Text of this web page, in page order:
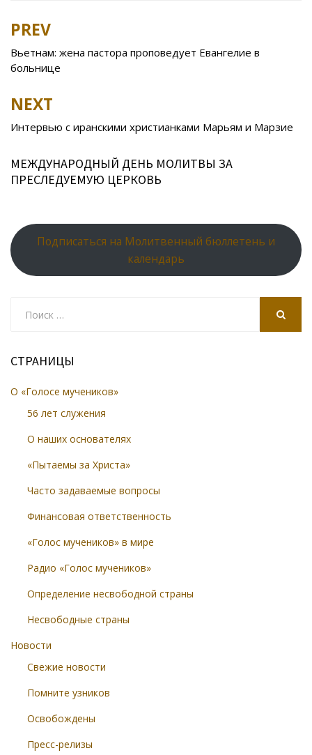
b
o
o
kl
as
ki
u
r
st u A
p
Post
navigation
PREV
Вьетнам: жена пастора проповедует Евангелие в
больнице
NEXT
Интервью с иранскими христианками Марьям и Марзие
МЕЖДУНАРОДНЫЙ ДЕНЬ МОЛИТВЫ ЗА
ПРЕСЛЕДУЕМУЮ ЦЕРКОВЬ
Подписаться на Молитвенный бюллетень и
календарь
СТРАНИЦЫ
О «Голосе мучеников»
56 лет служения
О наших основателях
«Пытаемы за Христа»
Часто задаваемые вопросы
Финансовая ответственность
«Голос мучеников» в мире
Радио «Голос мучеников»
Определение несвободной страны
Несвободные страны
Новости
Свежие новости
Помните узников
Освобождены
Пресс-релизы